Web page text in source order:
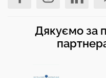
Дякуємо за